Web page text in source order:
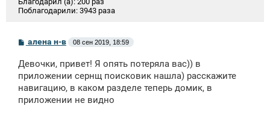
Поблагодарили: 3943 раза
С
б
щ
е
н
и
алена н-в 08 сен 2019, 18:59
Девочки, привет! Я опять потеряла вас)) в
приложении сернщ поисковик нашла) расскажите
навигацию, в каком разделе теперь домик, в
приложении не видно